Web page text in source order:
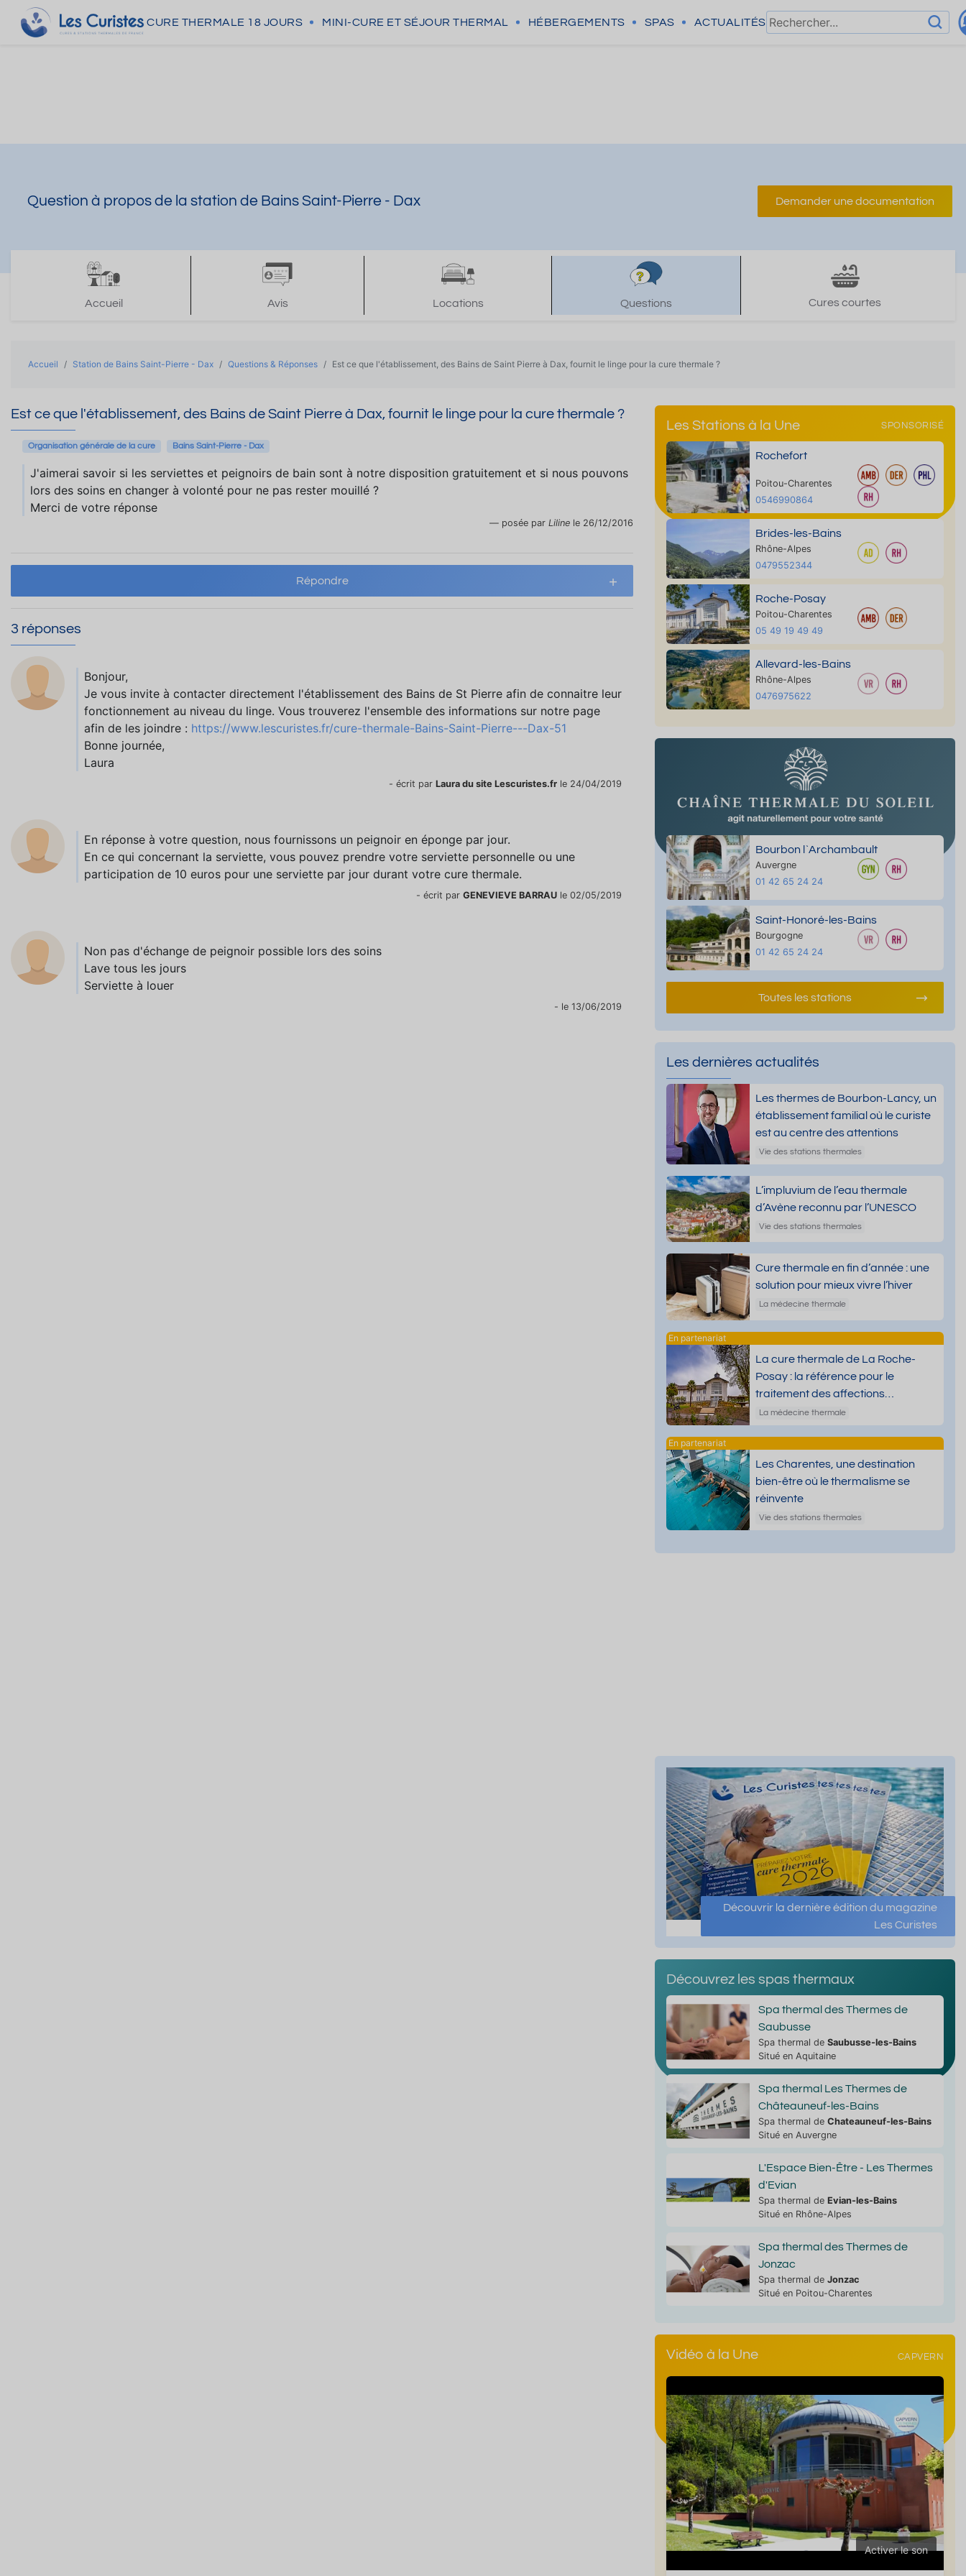
CURE THERMALE 18 JOURS MINI-CURE ET SÉJOUR THERMAL HÉBERGEMENTS SPAS ACTUALITÉS
Question à propos de la station de Bains Saint-Pierre - Dax Demander une documentation
Accueil Avis Locations Questions Cures courtes
Accueil Station de Bains Saint-Pierre - Dax Questions & Réponses Est ce que l'établissement, des Bains de Saint Pierre à Dax, fournit le linge pour la cure thermale ?
Est ce que l'établissement, des Bains de Saint Pierre à Dax, fournit le linge pour la cure thermale ?
Organisation générale de la cure Bains Saint-Pierre - Dax
J'aimerai savoir si les serviettes et peignoirs de bain sont à notre disposition gratuitement et si nous pouvons
lors des soins en changer à volonté pour ne pas rester mouillé ?
Merci de votre réponse
posée par Liline le 26/12/2016
Répondre
3 réponses
Bonjour,
Je vous invite à contacter directement l'établissement des Bains de St Pierre afin de connaitre leur
fonctionnement au niveau du linge. Vous trouverez l'ensemble des informations sur notre page
afin de les joindre : https://www.lescuristes.fr/cure-thermale-Bains-Saint-Pierre---Dax-51
Bonne journée,
Laura
- écrit par Laura du site Lescuristes.frle 24/04/2019
En réponse à votre question, nous fournissons un peignoir en éponge par jour.
En ce qui concernant la serviette, vous pouvez prendre votre serviette personnelle ou une
participation de 10 euros pour une serviette par jour durant votre cure thermale.
- écrit par GENEVIEVE BARRAUle 02/05/2019
Non pas d'échange de peignoir possible lors des soins
Lave tous les jours
Serviette à louer
- le 13/06/2019
Les Stations à la Une SPONSORISÉ
Rochefort
Poitou-Charentes
0546990864
Brides-les-Bains
Rhône-Alpes
0479552344
Roche-Posay
Poitou-Charentes
05 49 19 49 49
Allevard-les-Bains
Rhône-Alpes
0476975622
Bourbon l`Archambault
Auvergne
01 42 65 24 24
Saint-Honoré-les-Bains
Bourgogne
01 42 65 24 24
Toutes les stations
Les dernières actualités
Les thermes de Bourbon-Lancy, un
établissement familial où le curiste
est au centre des attentions
Vie des stations thermales
L’impluvium de l’eau thermale
d’Avène reconnu par l’UNESCO
Vie des stations thermales
Cure thermale en fin d’année : une
solution pour mieux vivre l’hiver
La médecine thermale
La cure thermale de La Roche-
Posay : la référence pour le
traitement des affections
dermatologiques
La médecine thermale
Les Charentes, une destination
bien-être où le thermalisme se
réinvente
Vie des stations thermales
Découvrir la dernière édition du magazine
Les Curistes
Découvrez les spas thermaux
Spa thermal des Thermes de
Saubusse
Spa thermal de Saubusse-les-Bains
Situé en Aquitaine
Spa thermal Les Thermes de
Châteauneuf-les-Bains
Spa thermal de Chateauneuf-les-Bains
Situé en Auvergne
L'Espace Bien-Être - Les Thermes
d'Evian
Spa thermal de Evian-les-Bains
Situé en Rhône-Alpes
Spa thermal des Thermes de
Jonzac
Spa thermal de Jonzac
Situé en Poitou-Charentes
Vidéo à la Une CAPVERN
Activer le son